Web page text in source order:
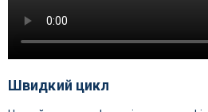
Швидкий цикл